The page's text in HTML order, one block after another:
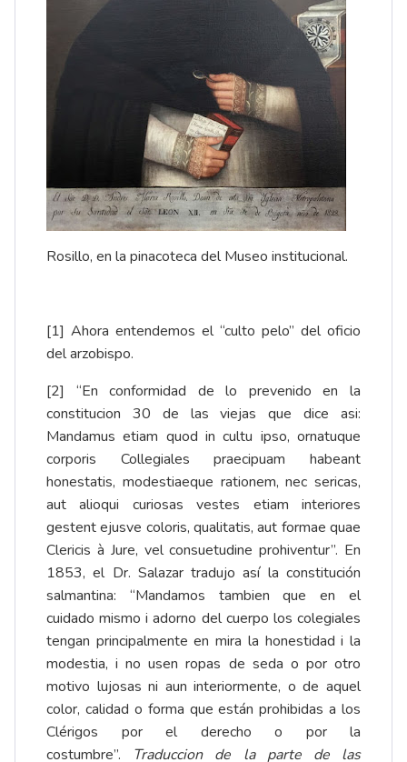
Rosillo, en la pinacoteca delMuseo institucional.
[1] Ahora entendemos el “culto pelo” del oficio
del arzobispo.
[2] “En conformidad de lo prevenido en la
constitucion 30 de las viejas que dice asi:
Mandamus etiam quod in cultu ipso, ornatuque
corporis Collegiales praecipuam habeant
honestatis, modestiaeque rationem, nec sericas,
aut alioqui curiosas vestes etiam interiores
gestent ejusve coloris, qualitatis, aut formae quae
Clericis à Jure, vel consuetudine prohiventur”. En
1853, el Dr. Salazar tradujo así la constitución
salmantina: “Mandamos tambien que en el
cuidado mismo i adorno del cuerpo los colegiales
tengan principalmente en mira la honestidad i la
modestia, i no usen ropas de seda o por otro
motivo lujosas ni aun interiormente, o de aquel
color, calidad o forma que están prohibidas a los
Clérigos por el derecho o por la
costumbre”. Traduccion de la parte de las